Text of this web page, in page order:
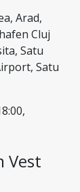
der
der
und
zu
Arad,
Cluj
Satu
Satu
Vest